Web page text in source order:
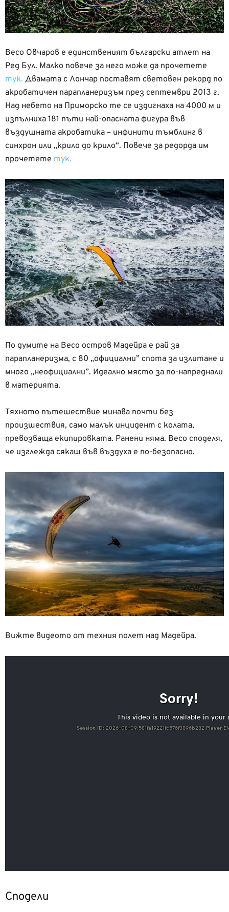
Весо Овчаров е единственият български атлет на
Ред Бул. Малко повече за него може да прочетете
тук. Двамата с Лончар поставят световен рекорд по
акробатичен парапланеризъм през септември 2013 г.
Над небето на Приморско те се издигнаха на 4000 м и
изпълниха 181 пъти най-опасната фигура във
въздушната акробатика – инфинити тъмблинг в
синхрон или „крило до крило“. Повече за редорда им
прочетете тук.
По думите на Весо остров Мадейра е рай за
парапланеризма, с 80 „официални” спота за излитане и
много „неофициални”. Идеално място за по-напреднали
в материята.
Тяхното пътешествие минава почти без
произшествия, само малък инцидент с колата,
превозваща екипировката. Ранени няма. Весо споделя,
че изглежда сякаш във въздуха е по-безопасно.
Вижте видеото от техния полет над Мадейра.
Сподели